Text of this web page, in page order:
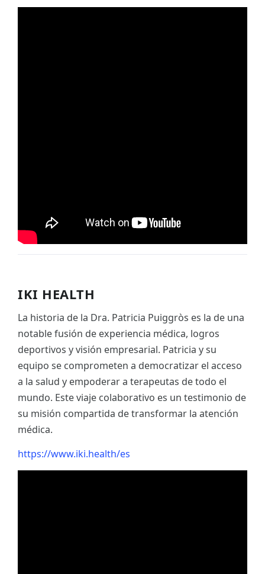
IKI HEALTH
La historia de la Dra. Patricia Puiggròs es la de una
notable fusión de experiencia médica, logros
deportivos y visión empresarial. Patricia y su
equipo se comprometen a democratizar el acceso
a la salud y empoderar a terapeutas de todo el
mundo. Este viaje colaborativo es un testimonio de
su misión compartida de transformar la atención
médica.
https://www.iki.health/es